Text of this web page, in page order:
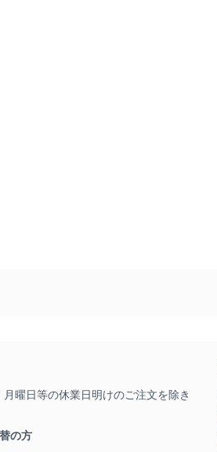
曜日等の休業日明けのご注文を除き
の方